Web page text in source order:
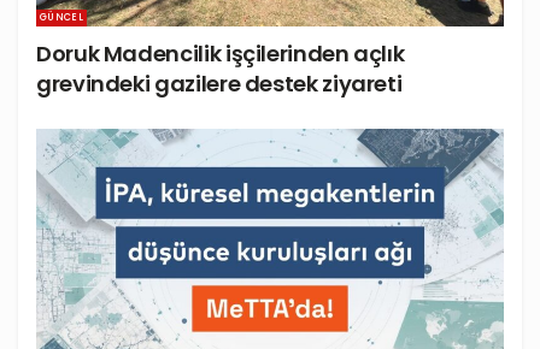
GÜNCEL
Doruk Madencilik işçilerinden açlık
grevindeki gazilere destek ziyareti